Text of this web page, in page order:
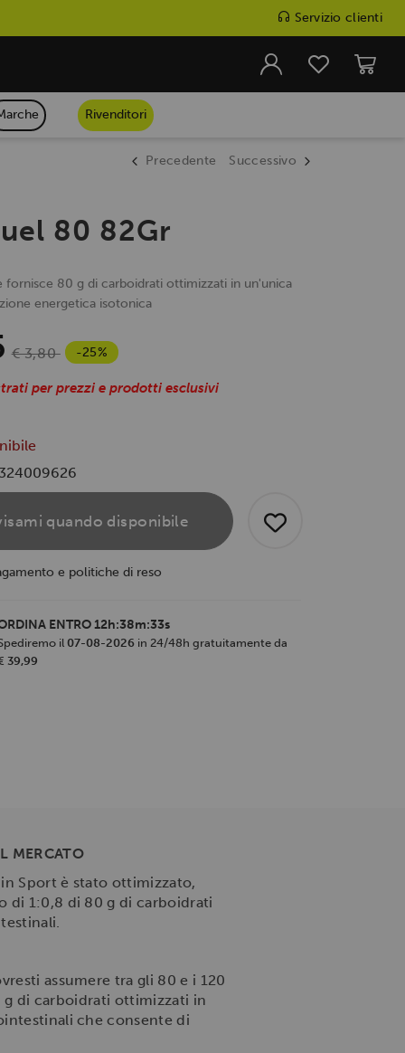
Servizio clienti
Rivenditori
Precedente Successivo
80 82Gr
fornisce 80 g di carboidrati ottimizzati in un'unica
energetica isotonica
€ 3,80 -25%
per prezzi e prodotti esclusivi
quando disponibile
e politiche di reso
ENTRO12h:38m:32s
il 07-08-2026 in 24/48h gratuitamente da
39,99
MERCATO
Sport è stato ottimizzato,
di 1:0,8 di 80 g di carboidrati
assumere tra gli 80 e i 120
g di carboidrati ottimizzati in
che consente di